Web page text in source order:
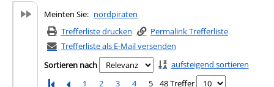
Meinten Sie: nordpiraten
Trefferliste drucken
Permalink Trefferliste
Trefferliste als E-Mail versenden
Sortieren nach
aufsteigend sortieren
1
2 3 4 5
48 Treffer